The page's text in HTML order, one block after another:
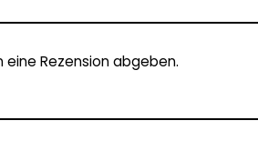
Rezension abgeben.